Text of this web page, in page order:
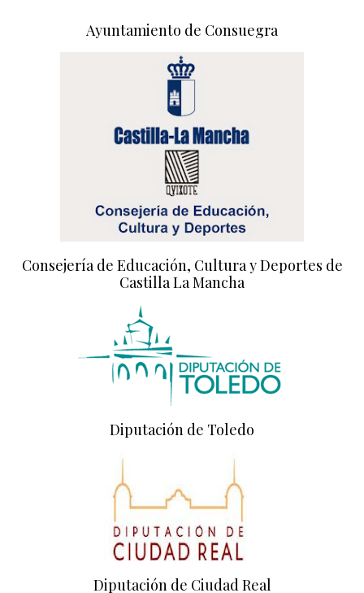
Ayuntamiento de Consuegra
Consejería de Educación, Cultura y Deportes de
Castilla La Mancha
Diputación de Toledo
Diputación de Ciudad Real